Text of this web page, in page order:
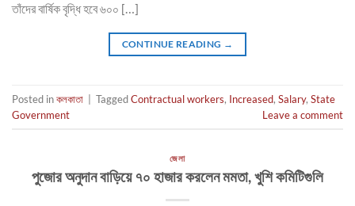
তাঁদের বার্ষিক বৃদ্ধি হবে ৬০০ […]
CONTINUE READING →
Posted inকলকাতা | TaggedContractual workers, Increased, Salary, State
Government
Leave a comment
জেলা
পুজোর অনুদান বাড়িয়ে ৭০ হাজার করলেন মমতা, খুশি কমিটিগুলি